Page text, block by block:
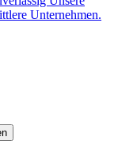
Unternehmen.